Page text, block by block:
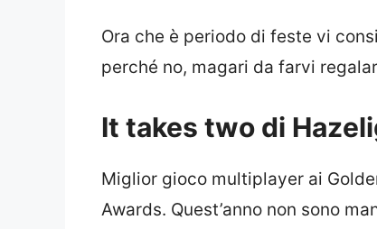
Ora che è periodo di feste vi
perché no, magari da farvi
It takes two di
Miglior gioco multiplayer ai
Awards. Quest’anno non sono